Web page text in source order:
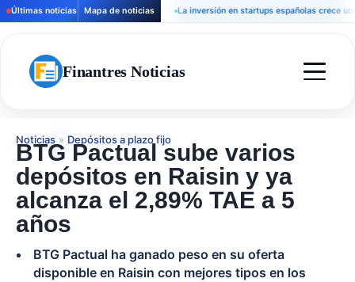
Últimas noticias Mapa de noticias La inversión en startups españolas crece un
Finantres Noticias
Noticias » Depósitos a plazo fijo
BTG Pactual sube varios
depósitos en Raisin y ya
alcanza el 2,89% TAE a 5
años
BTG Pactual ha ganado peso en su oferta
disponible en Raisin con mejores tipos en los